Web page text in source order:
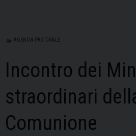
AGENDA PASTORALE
Incontro dei
straordinari
Comunione